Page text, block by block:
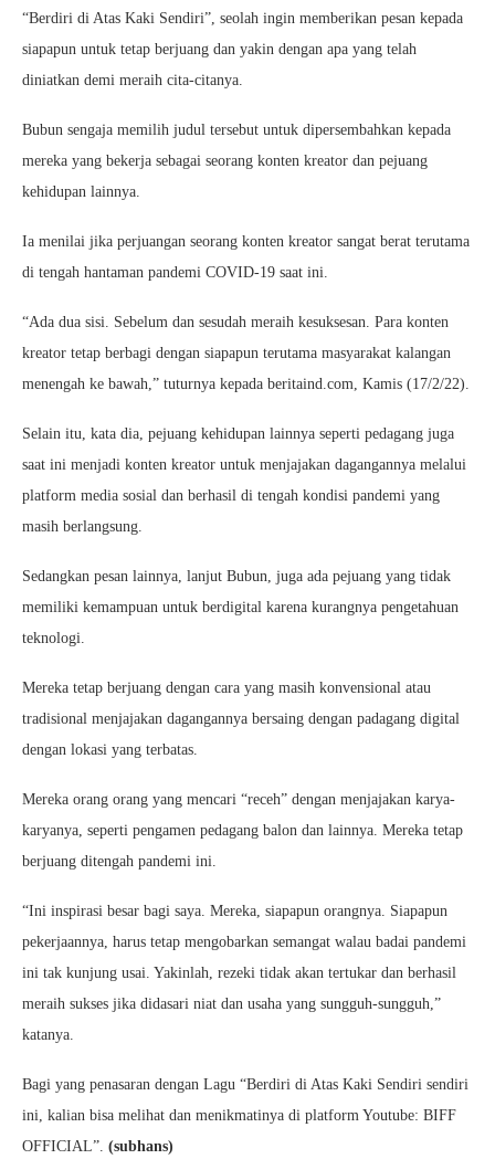
“Berdiri di Atas Kaki Sendiri”, seolah ingin memberikan pesan kepada
siapapun untuk tetap berjuang dan yakin dengan apa yang telah
diniatkan demi meraih cita-citanya.
Bubun sengaja memilih judul tersebut untuk dipersembahkan kepada
mereka yang bekerja sebagai seorang konten kreator dan pejuang
kehidupan lainnya.
Ia menilai jika perjuangan seorang konten kreator sangat berat terutama
di tengah hantaman pandemi COVID-19 saat ini.
“Ada dua sisi. Sebelum dan sesudah meraih kesuksesan. Para konten
kreator tetap berbagi dengan siapapun terutama masyarakat kalangan
menengah ke bawah,” tuturnya kepada beritaind.com, Kamis (17/2/22).
Selain itu, kata dia, pejuang kehidupan lainnya seperti pedagang juga
saat ini menjadi konten kreator untuk menjajakan dagangannya melalui
platform media sosial dan berhasil di tengah kondisi pandemi yang
masih berlangsung.
Sedangkan pesan lainnya, lanjut Bubun, juga ada pejuang yang tidak
memiliki kemampuan untuk berdigital karena kurangnya pengetahuan
teknologi.
Mereka tetap berjuang dengan cara yang masih konvensional atau
tradisional menjajakan dagangannya bersaing dengan padagang digital
dengan lokasi yang terbatas.
Mereka orang orang yang mencari “receh” dengan menjajakan karya-
karyanya, seperti pengamen pedagang balon dan lainnya. Mereka tetap
berjuang ditengah pandemi ini.
“Ini inspirasi besar bagi saya. Mereka, siapapun orangnya. Siapapun
pekerjaannya, harus tetap mengobarkan semangat walau badai pandemi
ini tak kunjung usai. Yakinlah, rezeki tidak akan tertukar dan berhasil
meraih sukses jika didasari niat dan usaha yang sungguh-sungguh,”
katanya.
Bagi yang penasaran dengan Lagu “Berdiri di Atas Kaki Sendiri sendiri
ini, kalian bisa melihat dan menikmatinya di platform Youtube: BIFF
OFFICIAL”. (subhans)